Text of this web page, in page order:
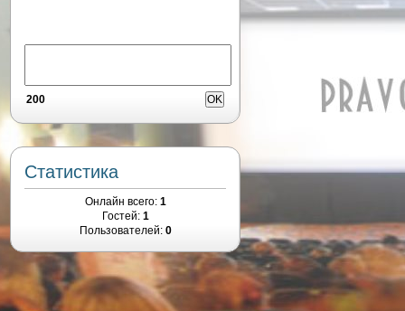
200
Статистика
Онлайн всего: 1
Гостей: 1
Пользователей: 0